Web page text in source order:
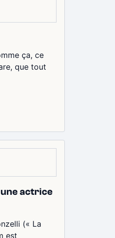
ça, ce
que tout
une actrice
(« La
est